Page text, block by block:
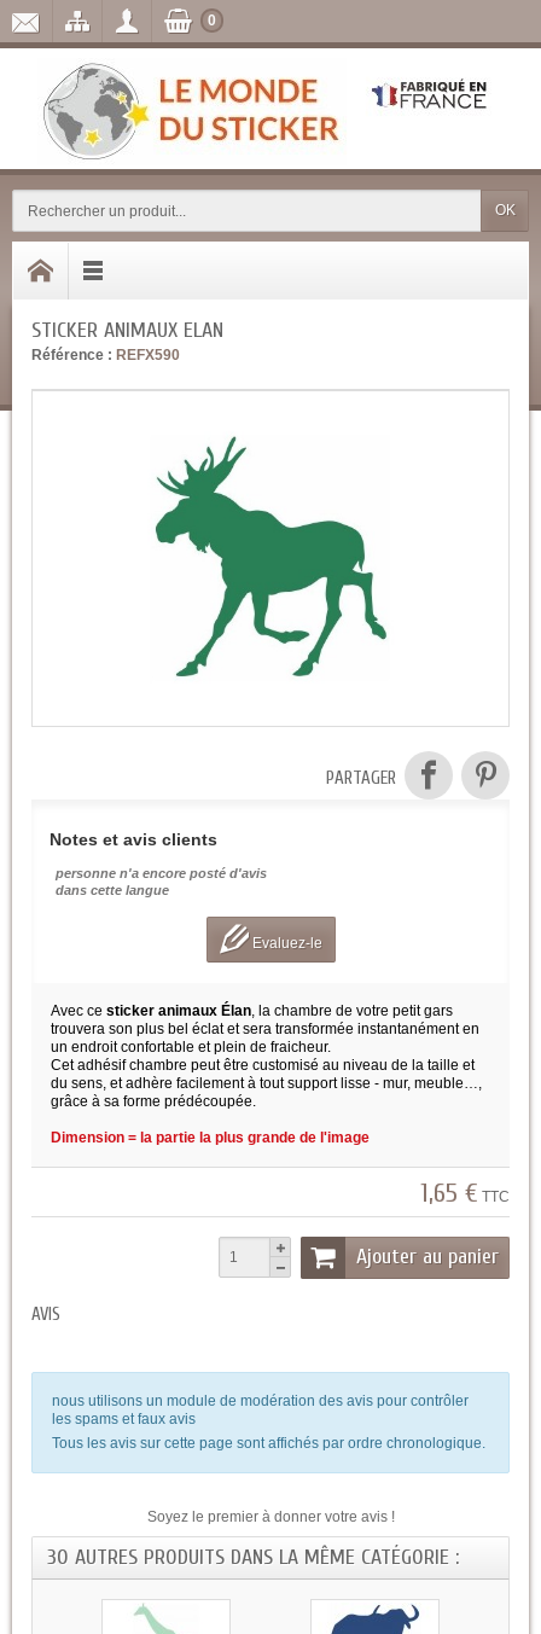
OK
0
STICKER ANIMAUX ELAN
Référence : REFX590
PARTAGER
Notes et avis clients
personne n'a encore posté d'avis
dans cette langue
Evaluez-le
Avec ce sticker animaux Élan, la chambre de votre petit gars
trouvera son plus bel éclat et sera transformée instantanément en
un endroit confortable et plein de fraicheur.
Cet adhésif chambre peut être customisé au niveau de la taille et
du sens, et adhère facilement à tout support lisse - mur, meuble…,
grâce à sa forme prédécoupée.
Dimension = la partie la plus grande de l'image
1,65 € TTC
Ajouter au panier
AVIS
nous utilisons un module de modération des avis pour contrôler
les spams et faux avis
Tous les avis sur cette page sont affichés par ordre chronologique.
Soyez le premier à donner votre avis !
30 AUTRES PRODUITS DANS LA MÊME CATÉGORIE :